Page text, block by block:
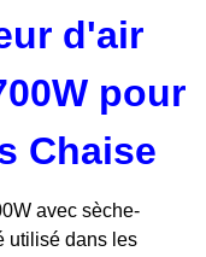
d'air
pour
Chaise
avec sèche-
utilisé dans les